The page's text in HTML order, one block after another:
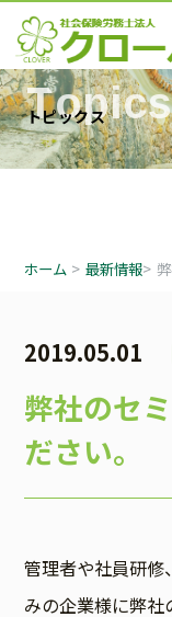
Topics
トピックス
ホーム > 最新情報>
弊社のセ
ださい。
2019.05.01
管理者や社員研修
みの企業様に弊